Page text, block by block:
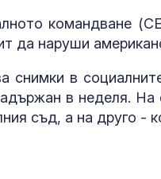
командване
да наруши
снимки в
в неделя.
съд, а на друго -